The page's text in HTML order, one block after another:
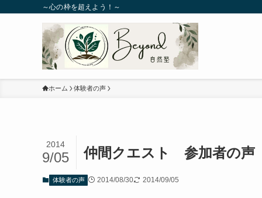
～心の枠を超えよう！～
ホーム 体験者の声
仲間クエスト 参加者の声
2014
9/05
体験者の声 2014/08/30 2014/09/05